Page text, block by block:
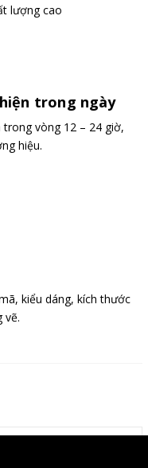
lượng cao
trong ngày
vòng 12 – 24 giờ,
hiệu.
kiểu dáng, kích thước
vẽ.